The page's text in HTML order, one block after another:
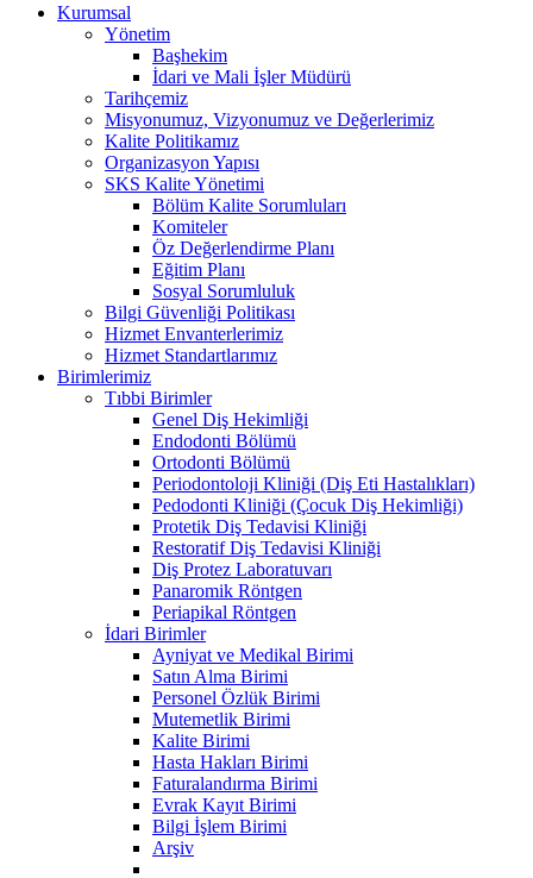
Kurumsal
Yönetim
Başhekim
İdari ve Mali İşler Müdürü
Tarihçemiz
Misyonumuz, Vizyonumuz ve Değerlerimiz
Kalite Politikamız
Organizasyon Yapısı
SKS Kalite Yönetimi
Bölüm Kalite Sorumluları
Komiteler
Öz Değerlendirme Planı
Eğitim Planı
Sosyal Sorumluluk
Bilgi Güvenliği Politikası
Hizmet Envanterlerimiz
Hizmet Standartlarımız
Birimlerimiz
Tıbbi Birimler
Genel Diş Hekimliği
Endodonti Bölümü
Ortodonti Bölümü
Periodontoloji Kliniği (Diş Eti Hastalıkları)
Pedodonti Kliniği (Çocuk Diş Hekimliği)
Protetik Diş Tedavisi Kliniği
Restoratif Diş Tedavisi Kliniği
Diş Protez Laboratuvarı
Panaromik Röntgen
Periapikal Röntgen
İdari Birimler
Ayniyat ve Medikal Birimi
Satın Alma Birimi
Personel Özlük Birimi
Mutemetlik Birimi
Kalite Birimi
Hasta Hakları Birimi
Faturalandırma Birimi
Evrak Kayıt Birimi
Bilgi İşlem Birimi
Arşiv